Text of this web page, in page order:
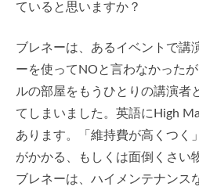
ていると思いますか？
ブレネーは、あるイベントで講
ーを使ってNOと言わなかった
ルの部屋をもうひとりの講演者
てしまいました。英語にHigh
あります。「維持費が高くつく
がかかる、もしくは面倒くさい
ブレネーは、ハイメンテナンス